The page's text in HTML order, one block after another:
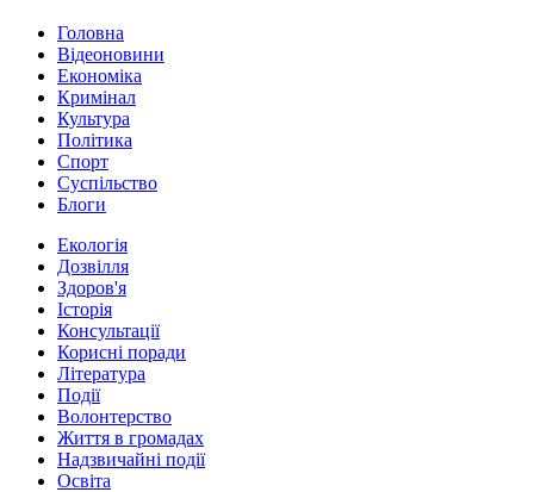
Головна
Відеоновини
Економіка
Кримінал
Культура
Політика
Спорт
Суспільство
Блоги
Екологія
Дозвілля
Здоров'я
Історія
Консультації
Корисні поради
Література
Події
Волонтерство
Життя в громадах
Надзвичайні події
Освіта